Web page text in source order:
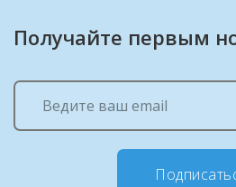
Получайте первым